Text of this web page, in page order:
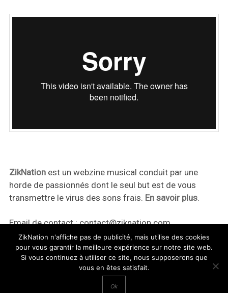
ZikNationest un webzine musical conduit par une
horde de passionnés dont le seul but est de vous
transmettre le virus des sons frais. En savoir plus.
Email de contact :contact@ziknation.com
ZikNation n'affiche pas de publicité, mais utilise des cookies
pour vous garantir la meilleure expérience sur notre site web.
Si vous continuez à utiliser ce site, nous supposerons que
vous en êtes satisfait.
Ok